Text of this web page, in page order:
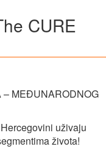
CURE
– MEĐUNARODNOG
uživaju
života!